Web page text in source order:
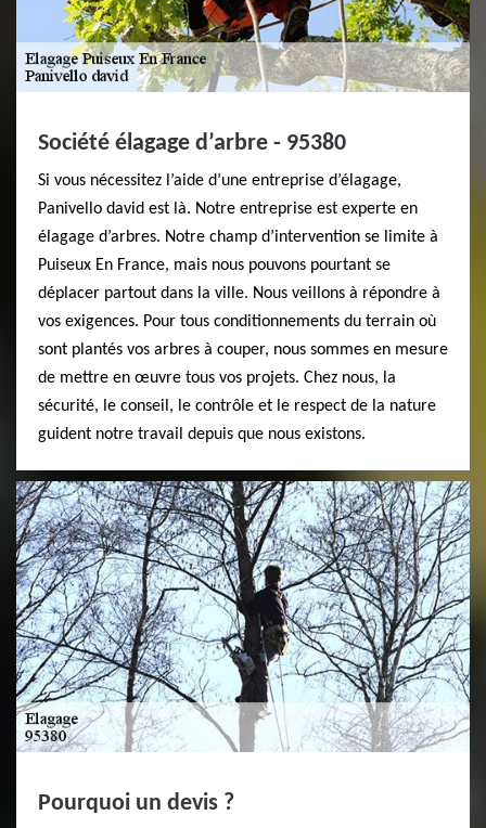
Société élagage d’arbre - 95380
Si vous nécessitez l’aide d’une entreprise d’élagage,
Panivello david est là. Notre entreprise est experte en
élagage d’arbres. Notre champ d’intervention se limite à
Puiseux En France, mais nous pouvons pourtant se
déplacer partout dans la ville. Nous veillons à répondre à
vos exigences. Pour tous conditionnements du terrain où
sont plantés vos arbres à couper, nous sommes en mesure
de mettre en œuvre tous vos projets. Chez nous, la
sécurité, le conseil, le contrôle et le respect de la nature
guident notre travail depuis que nous existons.
Pourquoi un devis ?